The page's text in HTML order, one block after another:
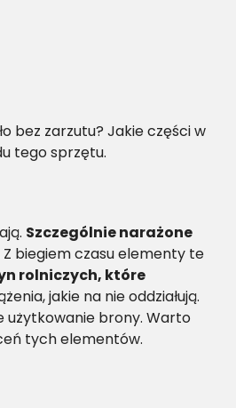
bez zarzutu? Jakie części w
tego sprzętu.
Szczególnie narażone
biegiem czasu elementy te
rolniczych, które
jakie na nie oddziałują.
użytkowanie brony. Warto
tych elementów.